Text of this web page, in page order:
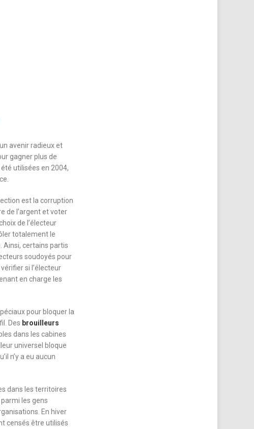
avenir radieux et
gagner plus de
utilisées en 2004,
est la corruption
de l’argent et voter
de l’électeur
totalement le
Ainsi, certains partis
soudoyés pour
si l’électeur
en charge les
pour bloquer la
Des brouilleurs
dans les cabines
universel bloque
n’y a eu aucun
dans les territoires
les gens
En hiver
censés être utilisés